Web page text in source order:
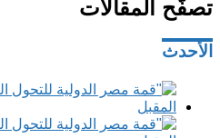
تصفّح المقالات
الأحدث